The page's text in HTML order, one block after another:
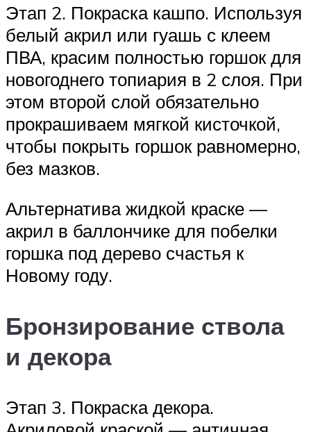
Этап 2. Покраска кашпо. Используя
белый акрил или гуашь с клеем
ПВА, красим полностью горшок для
новогоднего топиария в 2 слоя. При
этом второй слой обязательно
прокрашиваем мягкой кисточкой,
чтобы покрыть горшок равномерно,
без мазков.
Альтернатива жидкой краске —
акрил в баллончике для побелки
горшка под дерево счастья к
Новому году.
Бронзирование ствола
и декора
Этап 3. Покраска декора.